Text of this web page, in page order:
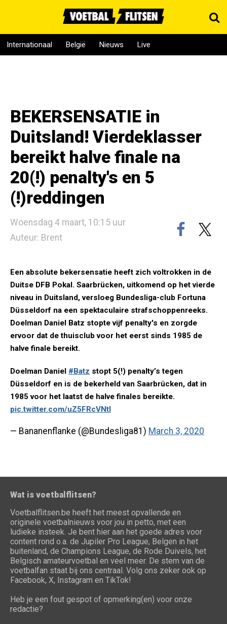
Internationaal België Nieuws Live
BEKERSENSATIE in
Duitsland! Vierdeklasser
bereikt halve finale na
20(!) penalty's en 5
(!)reddingen
Woensdag 4 maart, 10:15 uur
Auteur: Brent
Een absolute bekersensatie heeft zich voltrokken in de
Duitse DFB Pokal. Saarbrücken, uitkomend op het vierde
niveau in Duitsland, versloeg Bundesliga-club Fortuna
Düsseldorf na een spektaculaire strafschoppenreeks.
Doelman Daniel Batz stopte vijf penalty's en zorgde
ervoor dat de thuisclub voor het eerst sinds 1985 de
halve finale bereikt.
Doelman Daniel #Batz stopt 5(!) penalty’s tegen
Düsseldorf en is de bekerheld van Saarbrücken, dat in
1985 voor het laatst de halve finales bereikte.
pic.twitter.com/uZ5FRcVNtl
— Bananenflanke (@Bundesliga81) March 3, 2020
Wat is voetbalflitsen?
Voetbalflitsen.be heeft het meest opvallende en
originele voetbalnieuws voor jou in petto, met een
ludieke insteek. Je bent hier aan het goede adres voor
content rond o.a. de Jupiler Pro League, Belgen in het
buitenland, de Champions League, de Rode Duivels, het
Belgisch amateurvoetbal en veel meer. De stem van de
voetbalfan staat bij ons centraal. Volg ons zeker ook op
Facebook, X, Instagram en TikTok!
Heb je een fout gespot of opmerking(en) voor onze
redactie?